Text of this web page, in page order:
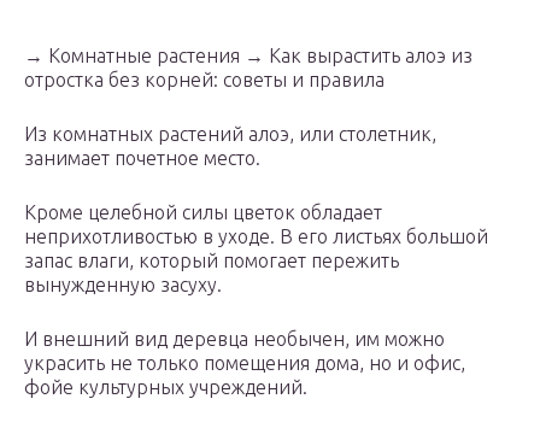
→ Комнатные растения → Как вырастить алоэ из
отростка без корней: советы и правила
Из комнатных растений алоэ, или столетник,
занимает почетное место.
Кроме целебной силы цветок обладает
неприхотливостью в уходе. В его листьях большой
запас влаги, который помогает пережить
вынужденную засуху.
И внешний вид деревца необычен, им можно
украсить не только помещения дома, но и офис,
фойе культурных учреждений.